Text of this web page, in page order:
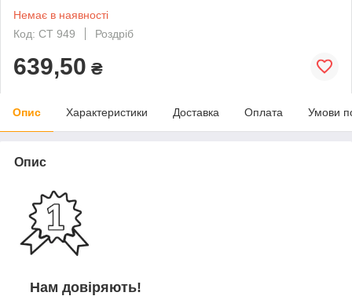
Немає в наявності
Код: CT 949
Роздріб
639,50 ₴
Опис Характеристики Доставка Оплата Умови
Опис
Нам довіряють!